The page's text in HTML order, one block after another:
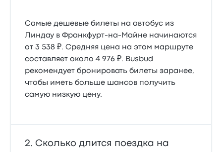
Самые дешевые билеты на автобус из
Линдау в Франкфурт-на-Майне начинаются
от 3 538 ₽. Средняя цена на этом маршруте
составляет около 4 976 ₽. Busbud
рекомендует бронировать билеты заранее,
чтобы иметь больше шансов получить
самую низкую цену.
Сколько длится поездка на